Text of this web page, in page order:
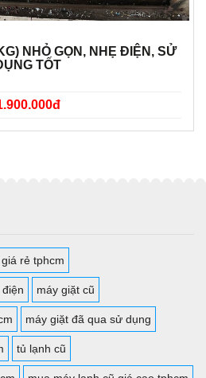
NHỎ GỌN, NHẸ ĐIỆN, SỬ
TỐT
rẻ tphcm
máy giặt cũ
máy giặt đã qua sử dụng
tủ lạnh cũ